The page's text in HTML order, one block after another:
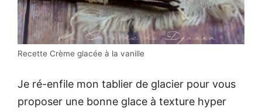
Recette Crème glacée à la vanille
Je ré-enfile mon tablier de glacier pour vous
proposer une bonne glace à texture hyper